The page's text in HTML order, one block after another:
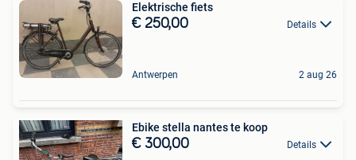
Elektrische fiets
€ 250,00 Details
Antwerpen 2 aug 26
Ebike stella nantes te koop
€ 300,00 Details